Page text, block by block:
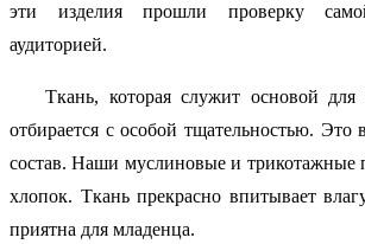
эти изделия прошли проверку
аудиторией.
Ткань, которая служит основой
отбирается с особой тщательностью. Это
состав. Наши муслиновые и трикотажные
хлопок. Ткань прекрасно впитывает
приятна для младенца.